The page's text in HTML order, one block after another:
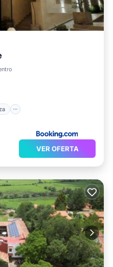
Terraza
VER OFERTA